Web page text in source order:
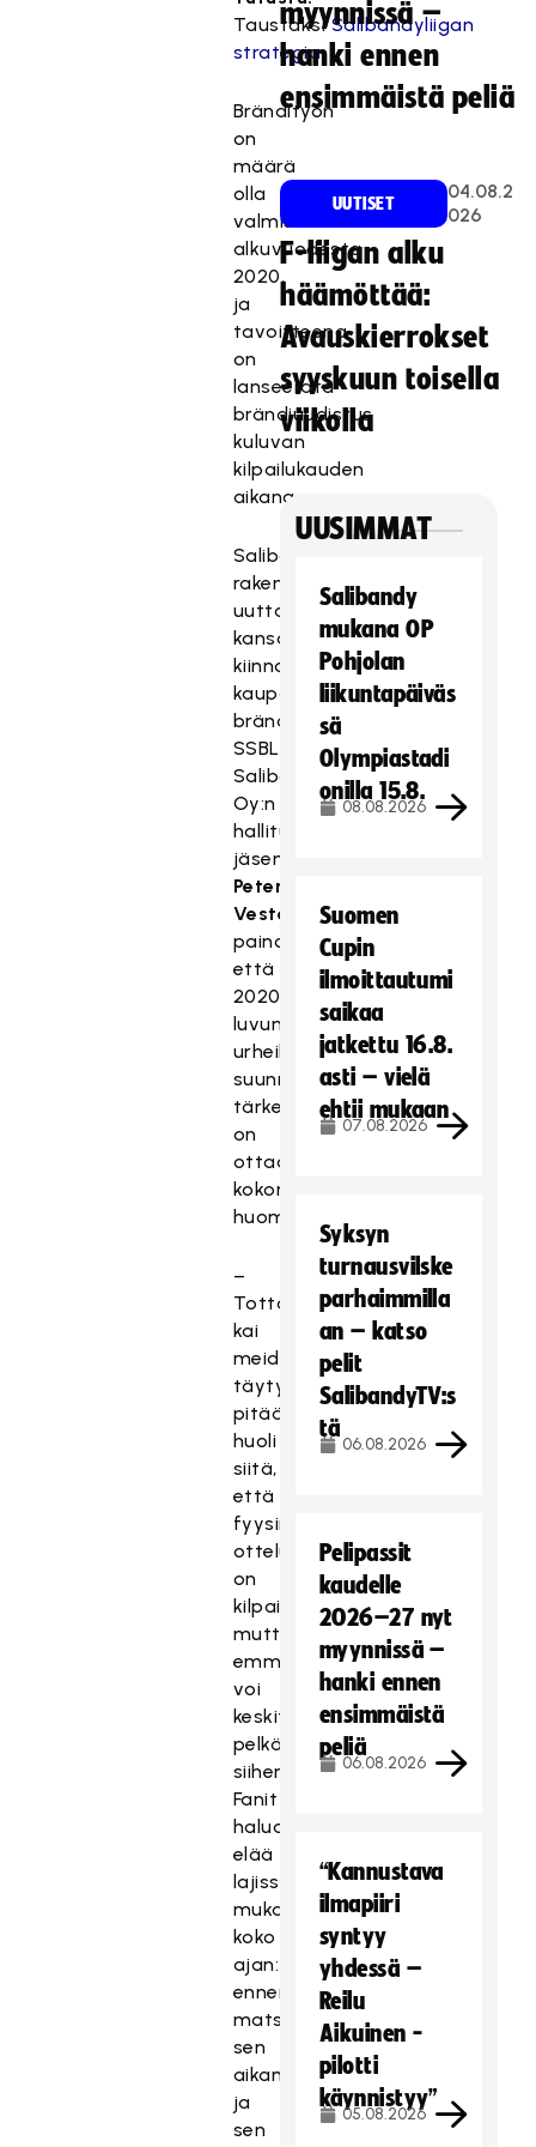
TaustaksiSalibandyliigan
strategia
Brändityön
on
määrä
olla
valmis
alkuvuodesta
2020,
ja
tavoitteena
on
lanseerata
brändiuudistus
kuluvan
kilpailukauden
aikana.
Salibandyliiga
rakentaa
uutta,
kansainvälisesti
kiinnostavaa
kaupallista
brändiä.
SSBL
Salibandy
Oy:n
hallituksen
jäsen
Peter
Vesterbacka
painottaa,
että
2020-
luvun
urheilubrändiä
suunnitellessa
tärkeää
on
ottaa
kokonaisuus
huomioon.
–
Totta
kai
meidän
täytyy
pitää
huoli
siitä,
että
fyysinen
ottelutapahtuma
on
kilpailukykyinen,
mutta
emme
voi
keskittyä
pelkästään
siihen.
Fanit
haluavat
elää
lajissa
mukana
koko
ajan:
ennen
matsia,
sen
aikana
ja
sen
myynnissä –
hanki ennen
ensimmäistä peliä
UUTISET
04.08.2
026
F-liigan alku
häämöttää:
Avauskierrokset
syyskuun toisella
viikolla
UUSIMMAT
Salibandy
mukana OP
Pohjolan
liikuntapäiväs
sä
Olympiastadi
onilla 15.8.
08.08.2026
Suomen
Cupin
ilmoittautumi
saikaa
jatkettu 16.8.
asti – vielä
ehtii mukaan
07.08.2026
Syksyn
turnausvilske
parhaimmilla
an – katso
pelit
SalibandyTV:s
tä
06.08.2026
Pelipassit
kaudelle
2026–27 nyt
myynnissä –
hanki ennen
ensimmäistä
peliä
06.08.2026
“Kannustava
ilmapiiri
syntyy
yhdessä –
Reilu
Aikuinen -
pilotti
käynnistyy”
05.08.2026